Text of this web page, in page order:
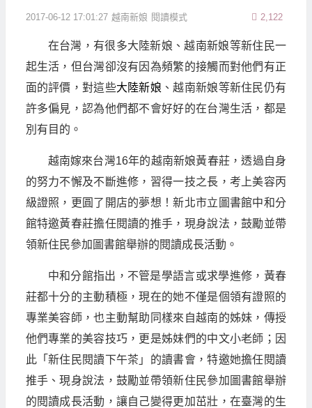
2017-06-12 17:01:27 越南新娘 2,122
閱讀模式
在台灣，有很多大陸新娘、越南新娘等新住民一
起生活，但台灣卻沒有因為頻繁的接觸而對他們有正
面的評價，對這些大陸新娘 、越南新娘等新住民仍有
許多偏見，認為他們都不會好好的在台灣生活，都是
別有目的。
越南嫁來台灣16年的越南新娘黃春莊，透過自身
的努力不懈及不斷進修，習得一技之長，考上美容丙
級證照，更圓了開店的夢想！新北市立圖書館中和分
館特邀黃春莊擔任閱讀的推手，現身說法，鼓勵並帶
領新住民參加圖書館舉辦的閱讀成長活動。
中和分館指出，不管是學語言或求學進修，黃春
莊都十分的主動積極，現在的她不僅是個領有證照的
專業美容師，也主動幫助同樣來自越南的姊妹，傳授
他們專業的美容技巧，更是姊妹們的中文小老師；因
此「新住民閱讀下午茶」的讀書會，特邀她擔任閱讀
推手、現身說法，鼓勵並帶領新住民參加圖書館舉辦
的閱讀成長活動，讓自己變得更加茁壯，在臺灣的生